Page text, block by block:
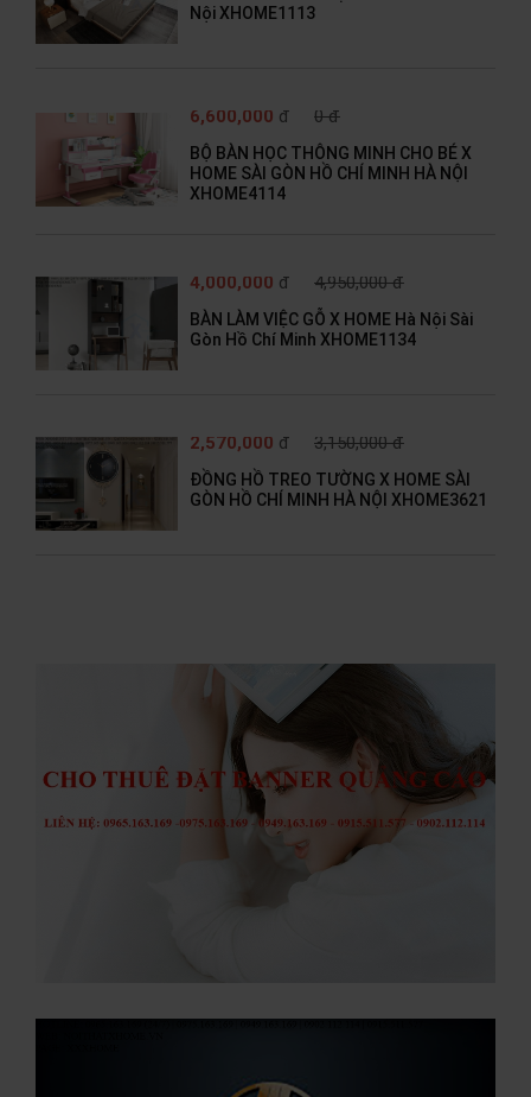
Nội XHOME1113
6,600,000 đ 0 đ
BỘ BÀN HỌC THÔNG MINH CHO BÉ X
HOME SÀI GÒN HỒ CHÍ MINH HÀ NỘI
XHOME4114
4,000,000 đ 4,950,000 đ
BÀN LÀM VIỆC GỖ X HOME Hà Nội Sài
Gòn Hồ Chí Minh XHOME1134
2,570,000 đ 3,150,000 đ
ĐỒNG HỒ TREO TƯỜNG X HOME SÀI
GÒN HỒ CHÍ MINH HÀ NỘI XHOME3621